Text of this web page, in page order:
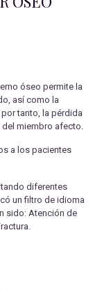
óseo permite la
así como la
tanto, la pérdida
del miembro afecto.
a los pacientes
diferentes
un filtro de idioma
sido: Atención de